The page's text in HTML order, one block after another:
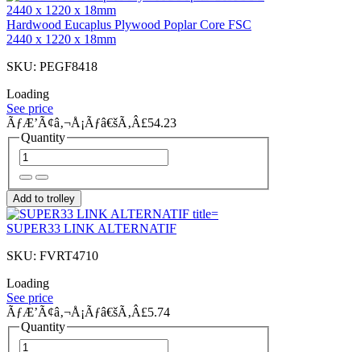
Hardwood Eucaplus Plywood Poplar Core FSC
2440 x 1220 x 18mm
SKU: PEGF8418
Loading
See price
ÃƒÆ’Ã¢â‚¬Å¡Ãƒâ€šÃ‚Â£54.23
Quantity
Add to trolley
SUPER33 LINK ALTERNATIF
SKU: FVRT4710
Loading
See price
ÃƒÆ’Ã¢â‚¬Å¡Ãƒâ€šÃ‚Â£5.74
Quantity